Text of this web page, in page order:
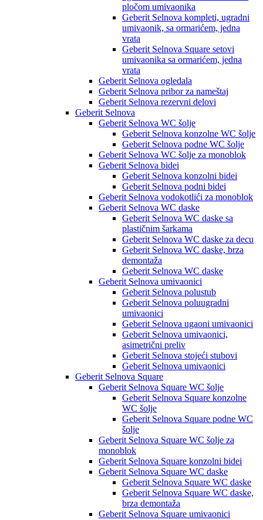
pločom umivaonika
Geberit Selnova kompleti, ugradni
umivaonik, sa ormarićem, jedna
vrata
Geberit Selnova Square setovi
umivaonika sa ormarićem, jedna
vrata
Geberit Selnova ogledala
Geberit Selnova pribor za nameštaj
Geberit Selnova rezervni delovi
Geberit Selnova
Geberit Selnova WC šolje
Geberit Selnova konzolne WC šolje
Geberit Selnova podne WC šolje
Geberit Selnova WC šolje za monoblok
Geberit Selnova bidei
Geberit Selnova konzolni bidei
Geberit Selnova podni bidei
Geberit Selnova vodokotlići za monoblok
Geberit Selnova WC daske
Geberit Selnova WC daske sa
plastičnim šarkama
Geberit Selnova WC daske za decu
Geberit Selnova WC daske, brza
demontaža
Geberit Selnova WC daske
Geberit Selnova umivaonici
Geberit Selnova polustub
Geberit Selnova poluugradni
umivaonici
Geberit Selnova ugaoni umivaonici
Geberit Selnova umivaonici,
asimetrični preliv
Geberit Selnova stojeći stubovi
Geberit Selnova umivaonici
Geberit Selnova Square
Geberit Selnova Square WC šolje
Geberit Selnova Square konzolne
WC šolje
Geberit Selnova Square podne WC
šolje
Geberit Selnova Square WC šolje za
monoblok
Geberit Selnova Square konzolni bidei
Geberit Selnova Square WC daske
Geberit Selnova Square WC daske
Geberit Selnova Square WC daske,
brza demontaža
Geberit Selnova Square umivaonici